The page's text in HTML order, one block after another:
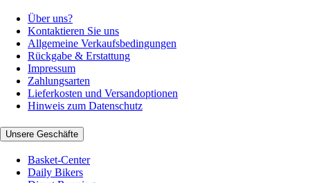
Über uns?
Kontaktieren Sie uns
Allgemeine Verkaufsbedingungen
Rückgabe & Erstattung
Impressum
Zahlungsarten
Lieferkosten und Versandoptionen
Hinweis zum Datenschutz
Unsere Geschäfte
Basket-Center
Daily Bikers